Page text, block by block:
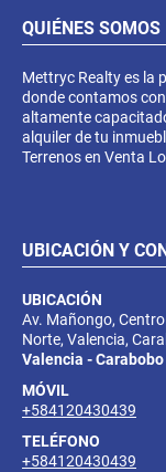
QUIÉNES SOMOS
Mettryc Realty es la
donde contamos
altamente
alquiler de tu
Terrenos en Venta
UBICACIÓN Y
UBICACIÓN
Av. Mañongo,
Norte, Valencia,
Valencia -
MÓVIL
+584120430439
TELÉFONO
+584120430439